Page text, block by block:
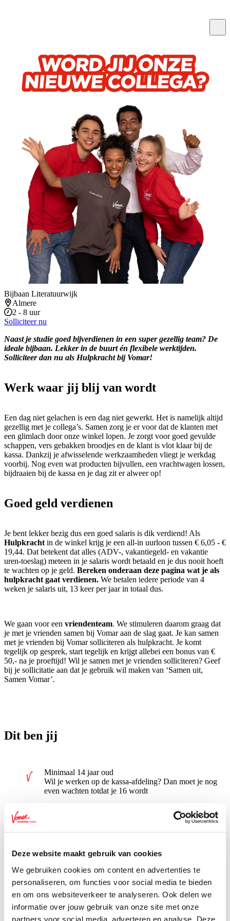
Deze website maakt gebruik van cookies
We gebruiken cookies om content en advertenties te
personaliseren, om functies voor social media te bieden
en om ons websiteverkeer te analyseren. Ook delen we
informatie over jouw gebruik van onze site met onze
partners voor social media, adverteren en analyse. Deze
Bijbaan Literatuurwijk
Almere
2 - 8 uur
Solliciteer nu
Naast je studie goed bijverdienen in een super gezellig team? De
ideale bijbaan. Lekker in de buurt én flexibele werktijden.
Solliciteer dan nu als Hulpkracht bij Vomar!
Werk waar jij blij van wordt
Een dag niet gelachen is een dag niet gewerkt. Het is namelijk altijd
gezellig met je collega’s. Samen zorg je er voor dat de klanten met
een glimlach door onze winkel lopen. Je zorgt voor goed gevulde
schappen, vers gebakken broodjes en de klant is vlot klaar bij de
kassa. Dankzij je afwisselende werkzaamheden vliegt je werkdag
voorbij. Nog even wat producten bijvullen, een vrachtwagen lossen,
bijdraaien bij de kassa en je dag zit er alweer op!
Goed geld verdienen
Je bent lekker bezig dus een goed salaris is dik verdiend! Als
Hulpkracht in de winkel krijg je een all-in uurloon tussen € 6,05 - €
19,44. Dat betekent dat alles (ADV-, vakantiegeld- en vakantie
uren-toeslag) meteen in je salaris wordt betaald en je dus nooit hoeft
te wachten op je geld. Bereken onderaan deze pagina wat je als
hulpkracht gaat verdienen. We betalen iedere periode van 4
weken je salaris uit, 13 keer per jaar in totaal dus.
We gaan voor een vriendenteam. We stimuleren daarom graag dat
je met je vrienden samen bij Vomar aan de slag gaat. Je kan samen
met je vrienden bij Vomar solliciteren als hulpkracht. Je komt
tegelijk op gesprek, start tegelijk en krijgt allebei een bonus van €
50,- na je proeftijd! Wil je samen met je vrienden solliciteren? Geef
bij je sollicitatie aan dat je gebruik wil maken van ‘Samen uit,
Samen Vomar’.
Dit ben jij
Minimaal 14 jaar oud
Wil je werken op de kassa-afdeling? Dan moet je nog
even wachten totdat je 16 wordt
Beschikbaar tussen de 2 en 8 uur per week
Wil je meer uren werken? Dat kun je altijd bespreken
met je leidinggevende
Lekker naast je school aan het werk. Dus ’s avonds, in
Enthousiast, energiek en je hebt er plezier in om in een
gezellig team te werken aan een topprestatie voor je
klant